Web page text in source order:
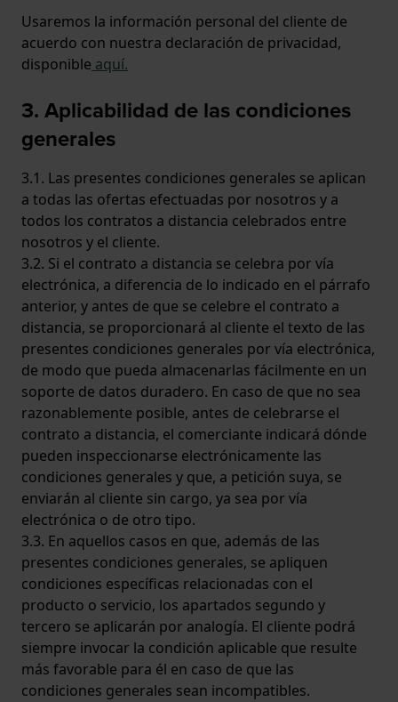
Usaremos la información personal del cliente de
acuerdo con nuestra declaración de privacidad,
disponible aquí.
3. Aplicabilidad de las condiciones
generales
3.1. Las presentes condiciones generales se aplican
a todas las ofertas efectuadas por nosotros y a
todos los contratos a distancia celebrados entre
nosotros y el cliente.
3.2. Si el contrato a distancia se celebra por vía
electrónica, a diferencia de lo indicado en el párrafo
anterior, y antes de que se celebre el contrato a
distancia, se proporcionará al cliente el texto de las
presentes condiciones generales por vía electrónica,
de modo que pueda almacenarlas fácilmente en un
soporte de datos duradero. En caso de que no sea
razonablemente posible, antes de celebrarse el
contrato a distancia, el comerciante indicará dónde
pueden inspeccionarse electrónicamente las
condiciones generales y que, a petición suya, se
enviarán al cliente sin cargo, ya sea por vía
electrónica o de otro tipo.
3.3. En aquellos casos en que, además de las
presentes condiciones generales, se apliquen
condiciones específicas relacionadas con el
producto o servicio, los apartados segundo y
tercero se aplicarán por analogía. El cliente podrá
siempre invocar la condición aplicable que resulte
más favorable para él en caso de que las
condiciones generales sean incompatibles.